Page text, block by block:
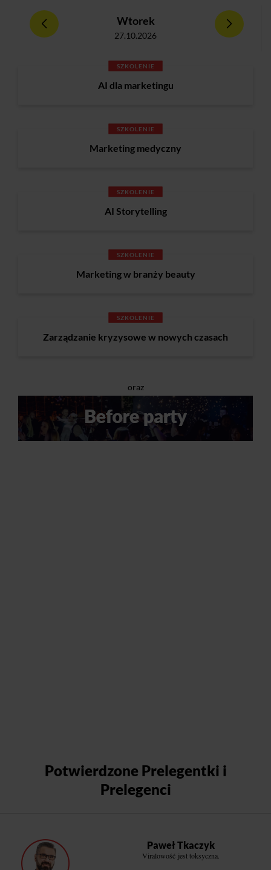
Wtorek
27.10.2026
SZKOLENIE
AI dla marketingu
SZKOLENIE
Marketing medyczny
SZKOLENIE
AI Storytelling
SZKOLENIE
Marketing w branży beauty
SZKOLENIE
Zarządzanie kryzysowe w nowych czasach
oraz
Potwierdzone Prelegentki i
Prelegenci
Paweł Tkaczyk
Viralowość jest toksyczna.